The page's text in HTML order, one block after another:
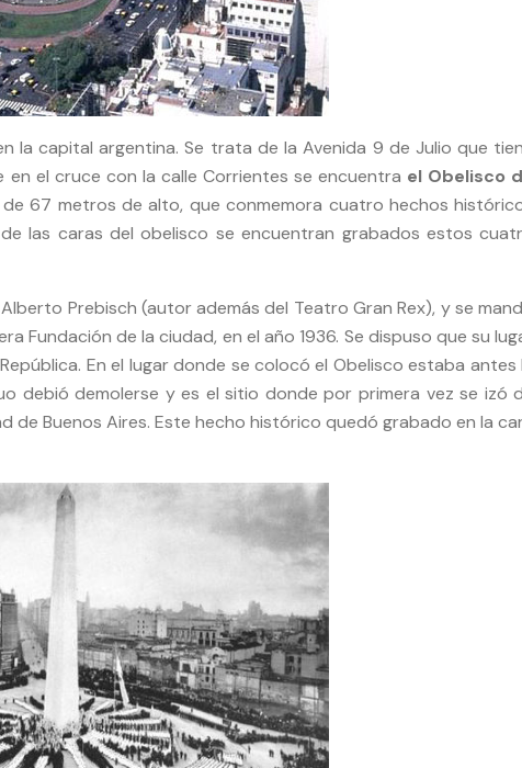
la capital argentina. Se trata de la Avenida 9 de Julio que
el cruce con la calle Corrientes se encuentra el Obelisco
de 67 metros de alto, que conmemora cuatro hechos
las caras del obelisco se encuentran grabados estos
Prebisch (autor además del Teatro Gran Rex), y se
Fundación de la ciudad, en el año 1936. Se dispuso que su
En el lugar donde se colocó el Obelisco estaba antes
debió demolerse y es el sitio donde por primera vez se izó
de Buenos Aires. Este hecho histórico quedó grabado en la